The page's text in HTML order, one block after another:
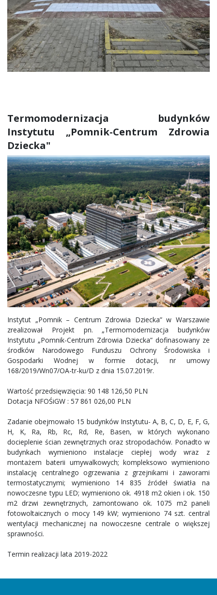
Termomodernizacja budynków
Instytutu „Pomnik-Centrum Zdrowia
Dziecka"
Instytut „Pomnik – Centrum Zdrowia Dziecka” w Warszawie
zrealizował Projekt pn. „Termomodernizacja budynków
Instytutu „Pomnik-Centrum Zdrowia Dziecka” dofinasowany ze
środków Narodowego Funduszu Ochrony Środowiska i
Gospodarki Wodnej w formie dotacji, nr umowy
168/2019/Wn07/OA-tr-ku/D z dnia 15.07.2019r.
Wartość przedsięwzięcia: 90 148 126,50 PLN
Dotacja NFOŚiGW : 57 861 026,00 PLN
Zadanie obejmowało 15 budynków Instytutu- A, B, C, D, E, F, G,
H, K, Ra, Rb, Rc, Rd, Re, Basen, w których wykonano
docieplenie ścian zewnętrznych oraz stropodachów. Ponadto w
budynkach wymieniono instalacje ciepłej wody wraz z
montażem baterii umywalkowych; kompleksowo wymieniono
instalację centralnego ogrzewania z grzejnikami i zaworami
termostatycznymi; wymieniono 14 835 źródeł światła na
nowoczesne typu LED; wymieniono ok. 4918 m2 okien i ok. 150
m2 drzwi zewnętrznych, zamontowano ok. 1075 m2 paneli
fotowoltaicznych o mocy 149 kW; wymieniono 74 szt. central
wentylacji mechanicznej na nowoczesne centrale o większej
sprawności.
Termin realizacji lata 2019-2022